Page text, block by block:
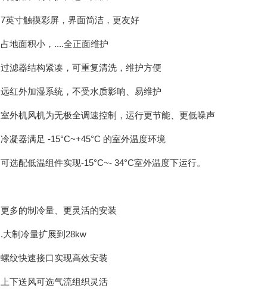
7英寸触摸彩屏，界面简洁，更友好
占地面积小， ....全正面维护
过滤器结构紧凑，可重复清洗，维护方便
远红外加湿系统，不受水质影响、易维护
室外机风机为无极全调速控制，运行更节能、更低噪声
冷凝器满足 -15°C~+45°C 的室外温度环境
可选配低温组件实现-15°C~- 34°C室外温度下运行。
更多的制冷量、更灵活的安装
.大制冷量扩展到 28kw
螺纹快速接口实现高效安装
上下送风可选气流组织灵活